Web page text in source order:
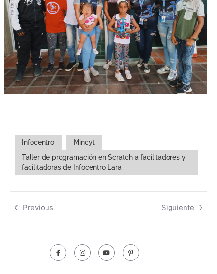
Infocentro
Mincyt
Taller de programación en Scratch a facilitadores y
facilitadoras de Infocentro Lara
Previous Siguiente